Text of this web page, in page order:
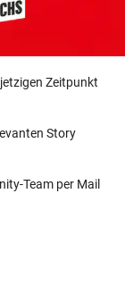
Zeitpunkt
Story
Team per Mail